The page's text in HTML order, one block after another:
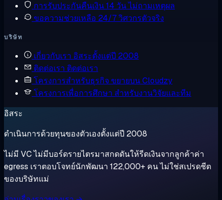
การรับประกันคืนเงิน14 วัน ไม่ถามเหตุผล
ขอความช่วยเหลือ 24/7 วิศวกรตัวจริง
บริษัท
เกี่ยวกับเรา อิสระตั้งแต่ปี 2008
ติดต่อเรา ติดต่อเรา
โครงการสำหรับธุรกิจ ขยายบน Cloudzy
โครงการเพื่อการศึกษา สำหรับงานวิจัยและทีม
อิสระ
ดำเนินการด้วยทุนของตัวเองตั้งแต่ปี 2008
ไม่มี VC ไม่มีบอร์ดรายไตรมาสกดดันให้รีดเงินจากลูกค้าค่า
egress เราตอบโจทย์นักพัฒนา 122,000+ คน ไม่ใช่สเปรดชีต
ของบริษัทแม่